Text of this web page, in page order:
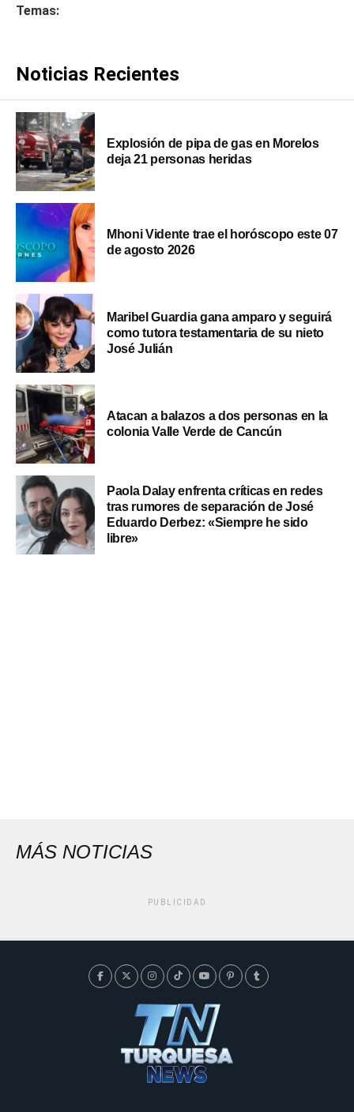
Temas:
Noticias Recientes
Explosión de pipa de gas en Morelos
deja 21 personas heridas
Mhoni Vidente trae el horóscopo este 07
de agosto 2026
Maribel Guardia gana amparo y seguirá
como tutora testamentaria de su nieto
José Julián
Atacan a balazos a dos personas en la
colonia Valle Verde de Cancún
Paola Dalay enfrenta críticas en redes
tras rumores de separación de José
Eduardo Derbez: «Siempre he sido
libre»
MÁS NOTICIAS
PUBLICIDAD